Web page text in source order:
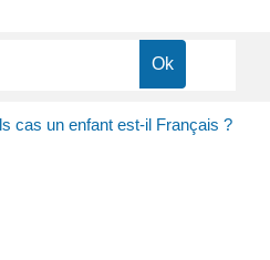
cas un enfant est-il Français ?